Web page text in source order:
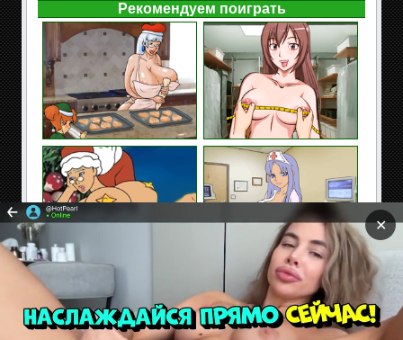
Рекомендуем поиграть
Сайт содержит материалы предназначенные только
для взрослых. Находясь на сайте Вы подтверждаете,
✕